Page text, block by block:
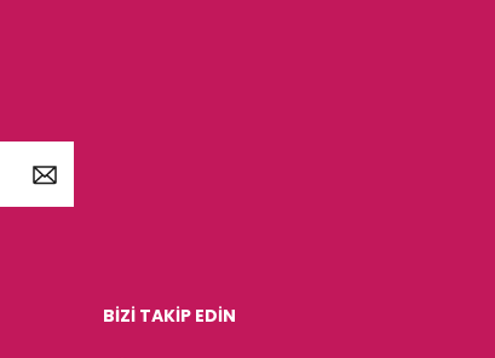
BİZİ TAKİP EDİN